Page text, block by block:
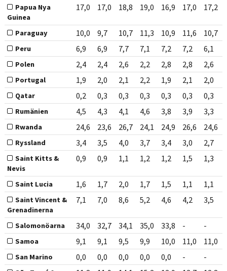
Papua Nya
Guinea
17,0 17,0 18,8 19,0 16,9 17,0 17,2
Paraguay 10,0 9,7 10,7 11,3 10,9 11,6 10,7
Peru 6,9 6,9 7,7 7,1 7,2 7,2 6,1
Polen 2,4 2,4 2,6 2,2 2,8 2,8 2,6
Portugal 1,9 2,0 2,1 2,2 1,9 2,1 2,0
Qatar 0,2 0,3 0,3 0,3 0,3 0,3 0,3
Rumänien 4,5 4,3 4,1 4,6 3,8 3,9 3,3
Rwanda 24,6 23,6 26,7 24,1 24,9 26,6 24,6
Ryssland 3,4 3,5 4,0 3,7 3,4 3,0 2,7
Saint Kitts &
Nevis
0,9 0,9 1,1 1,2 1,2 1,5 1,3
Saint Lucia 1,6 1,7 2,0 1,7 1,5 1,1 1,1
Saint Vincent &
Grenadinerna
7,1 7,0 8,6 5,2 4,6 4,2 3,5
Salomonöarna 34,0 32,7 34,1 35,0 33,8 - -
Samoa 9,1 9,1 9,5 9,9 10,0 11,0 11,0
San Marino 0,0 0,0 0,0 0,0 0,0 - -